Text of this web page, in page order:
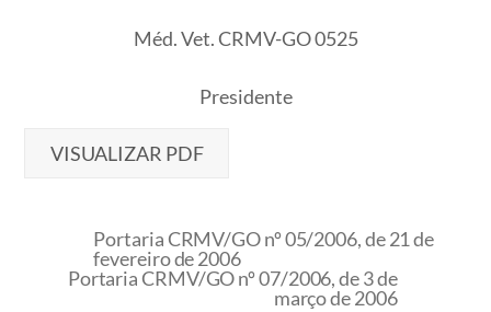
Méd. Vet. CRMV-GO 0525
Presidente
VISUALIZAR PDF
Portaria CRMV/GO nº 05/2006, de 21 de
fevereiro de 2006
Portaria CRMV/GO nº 07/2006, de 3 de
março de 2006